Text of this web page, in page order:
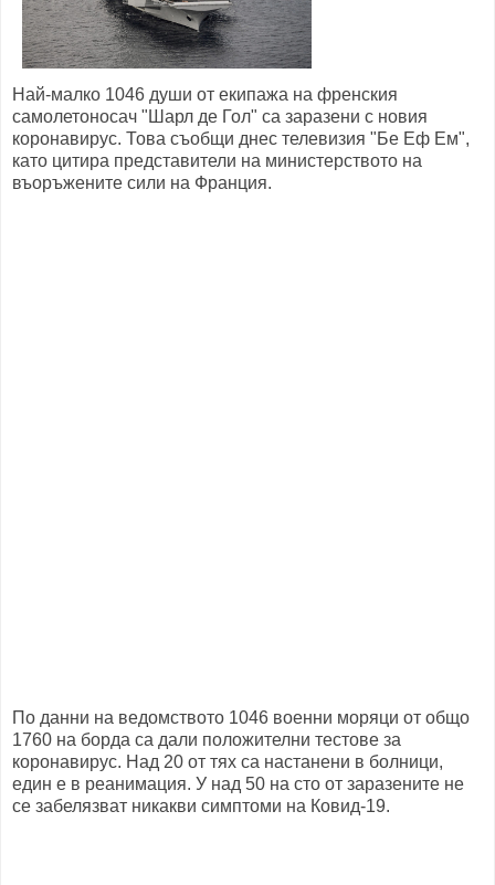
Най-малко 1046 души от екипажа на френския
самолетоносач "Шарл де Гол" са заразени с новия
коронавирус. Това съобщи днес телевизия "Бе Еф Ем",
като цитира представители на министерството на
въоръжените сили на Франция.
По данни на ведомството 1046 военни моряци от общо
1760 на борда са дали положителни тестове за
коронавирус. Над 20 от тях са настанени в болници,
един е в реанимация. У над 50 на сто от заразените не
се забелязват никакви симптоми на Ковид-19.